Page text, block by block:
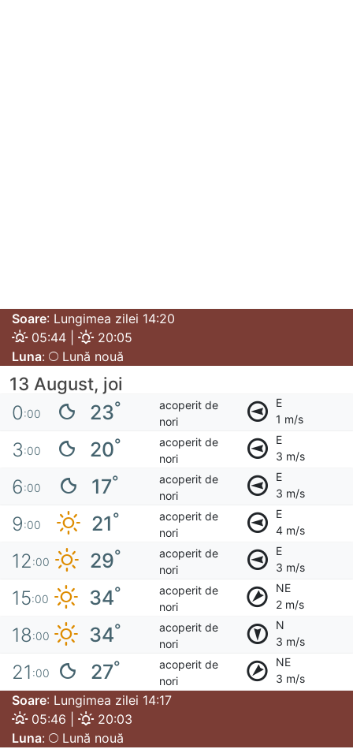
Soare: Lungimea zilei 14:20
05:44 |
20:05
Luna: Lună nouă
13 August, joi
0:00 23°
acoperit de
nori
E
1 m/s
3:00 20°
acoperit de
nori
E
3 m/s
6:00 17°
acoperit de
nori
E
3 m/s
9:00 21°
acoperit de
nori
E
4 m/s
12:00 29°
acoperit de
nori
E
3 m/s
15:00 34°
acoperit de
nori
NE
2 m/s
18:00 34°
acoperit de
nori
N
3 m/s
21 :00 27°
acoperit de
nori
NE
3 m/s
Soare: Lungimea zilei 14:17
05:46 |
20:03
Luna: Lună nouă